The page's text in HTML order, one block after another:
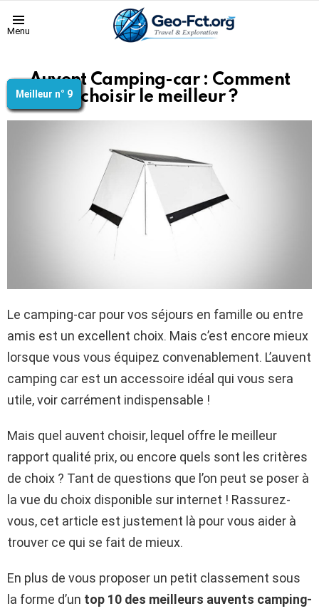
Menu
Auvent Camping-car : Comment
choisir le meilleur ?
Le camping-car pour vos séjours en famille ou entre
amis est un excellent choix. Mais c’est encore mieux
lorsque vous vous équipez convenablement. L’auvent
camping car est un accessoire idéal qui vous sera
utile, voir carrément indispensable !
Mais quel auvent choisir, lequel offre le meilleur
rapport qualité prix, ou encore quels sont les critères
de choix ? Tant de questions que l’on peut se poser à
la vue du choix disponible sur internet ! Rassurez-
vous, cet article est justement là pour vous aider à
trouver ce qui se fait de mieux.
En plus de vous proposer un petit classement sous
la forme d’un top 10 des meilleurs auvents camping-
Meilleur n° 1
Meilleur n° 2
Meilleur n° 3
Meilleur n° 4
Meilleur n° 5
Meilleur n° 6
Meilleur n° 7
Meilleur n° 8
Meilleur n° 9